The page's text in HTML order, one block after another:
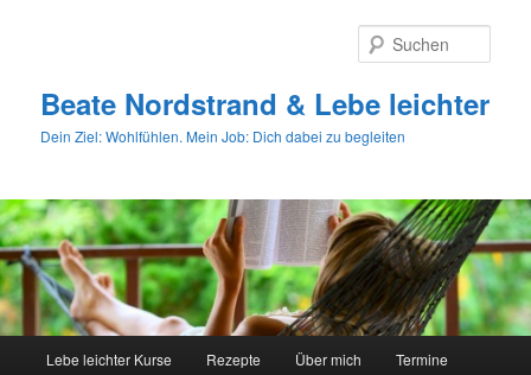
Beate Nordstrand & Lebe leichter
Dein Ziel: Wohlfühlen. Mein Job: Dich dabei zu begleiten
Lebe leichter Kurse Rezepte Über mich Termine